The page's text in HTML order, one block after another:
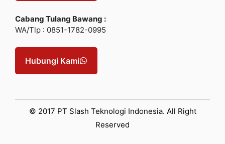
Cabang Tulang Bawang :
WA/Tlp : 0851-1782-0995
Hubungi Kami
© 2017 PT Slash Teknologi Indonesia. All Right
Reserved